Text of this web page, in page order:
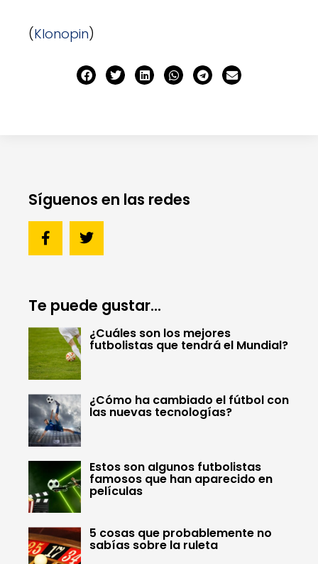
(Klonopin)
Síguenos en las redes
Te puede gustar...
¿Cuáles son los mejores
futbolistas que tendrá el Mundial?
¿Cómo ha cambiado el fútbol con
las nuevas tecnologías?
Estos son algunos futbolistas
famosos que han aparecido en
películas
5 cosas que probablemente no
sabías sobre la ruleta